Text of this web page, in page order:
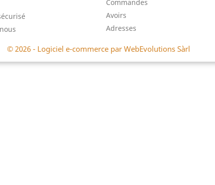
Commandes
Avoirs
Adresses
© 2026 - Logiciel e-commerce par WebEvolutions Sàrl